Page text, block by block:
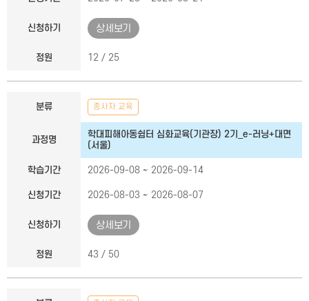
신청하기 상세보기
정원 12 / 25
분류 종사자 교육
과정명
학대피해아동쉼터 심화교육(기관장) 2기_e-러닝+대면
(서울)
학습기간 2026-09-08 ~ 2026-09-14
신청기간 2026-08-03 ~ 2026-08-07
신청하기 상세보기
정원 43 / 50